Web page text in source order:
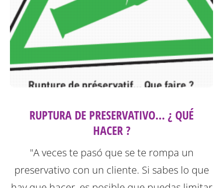
RUPTURA DE PRESERVATIVO… ¿ QUÉ
HACER ?
"A veces te pasó que se te rompa un
preservativo con un cliente. Si sabes lo que